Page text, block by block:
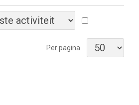
Per pagina